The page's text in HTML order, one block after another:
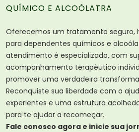
QUÍMICO E ALCOÓLATRA
Oferecemos um tratamento seguro,
para dependentes químicos e
atendimento é especializado, com
acompanhamento terapêutico
promover uma verdadeira
Reconquiste sua liberdade com a
experientes e uma estrutura
para te ajudar a recomeçar.
Fale conosco agora e inicie sua